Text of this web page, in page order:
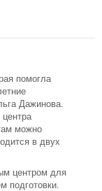
помогла
Дажинова.
можно
в двух
центром для
подготовки.